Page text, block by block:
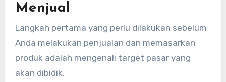
Menjual
Langkah pertama yang perlu dilakukan sebelum
Anda melakukan penjualan dan memasarkan
produk adalah mengenali target pasar yang
akan dibidik.